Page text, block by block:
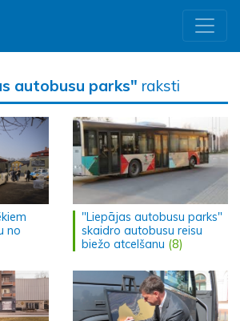
autobusu parks" raksti
no
"Liepājas autobusu parks"
skaidro autobusu reisu
biežo atcelšanu (8)